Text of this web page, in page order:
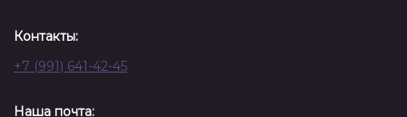
Контакты:
+7 (991) 641-42-45
Наша почта: